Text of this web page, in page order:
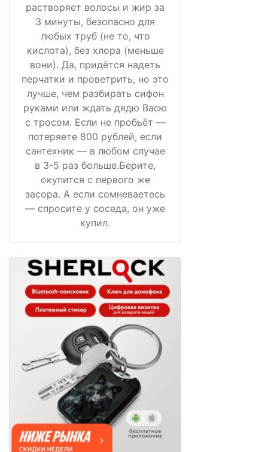
растворяет волосы и жир за
3 минуты, безопасно для
любых труб (не то, что
кислота), без хлора (меньше
вони). Да, придётся надеть
перчатки и проветрить, но это
лучше, чем разбирать сифон
руками или ждать дядю Васю
с тросом. Если не пробьёт —
потеряете 800 рублей, если
сантехник — в любом случае
в 3-5 раз больше.Берите,
окупится с первого же
засора. А если сомневаетесь
— спросите у соседа, он уже
купил.